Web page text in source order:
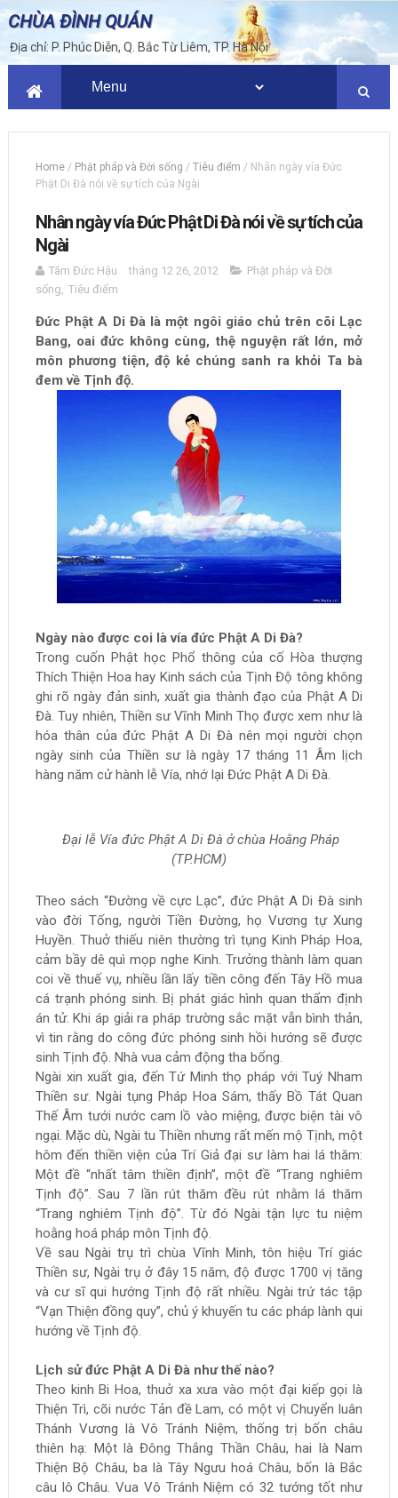
CHÙA ĐÌNH QUÁN
Địa chỉ: P. Phúc Diễn, Q. Bắc Từ Liêm, TP. Hà Nội
Home / Phật pháp và Đời sống / Tiêu điểm / Nhân ngày vía Đức
Phật Di Đà nói về sự tích của Ngài
Nhân ngày vía Đức Phật Di Đà nói về sự tích của
Ngài
Tâm Đức Hậu tháng 12 26, 2012
Phật pháp và Đời
sống, Tiêu điểm
Đức Phật A Di Đà là một ngôi giáo chủ trên cõi Lạc
Bang, oai đức không cùng, thệ nguyện rất lớn, mở
môn phương tiện, độ kẻ chúng sanh ra khỏi Ta bà
đem về Tịnh độ.
Ngày nào được coi là vía đức Phật A Di Đà?
Trong cuốn Phật học Phổ thông của cố Hòa thượng
Thích Thiện Hoa hay Kinh sách của Tịnh Độ tông không
ghi rõ ngày đản sinh, xuất gia thành đạo của Phật A Di
Đà. Tuy nhiên, Thiền sư Vĩnh Minh Thọ được xem như là
hóa thân của đức Phật A Di Đà nên mọi người chọn
ngày sinh của Thiền sư là ngày 17 tháng 11 Âm lịch
hàng năm cử hành lễ Vía, nhớ lại Đức Phật A Di Đà.
Đại lễ Vía đức Phật A Di Đà ở chùa Hoằng Pháp
(TP.HCM)
Theo sách “Đường về cực Lạc”, đức Phật A Di Đà sinh
vào đời Tống, người Tiền Đường, họ Vương tự Xung
Huyền. Thuở thiếu niên thường trì tụng Kinh Pháp Hoa,
cảm bầy dê quì mọp nghe Kinh. Trưởng thành làm quan
coi về thuế vụ, nhiều lần lấy tiền công đến Tây Hồ mua
cá trạnh phóng sinh. Bị phát giác hình quan thẩm định
án tử. Khi áp giải ra pháp trường sắc mặt vẫn bình thản,
vì tin rằng do công đức phóng sinh hồi hướng sẽ được
sinh Tịnh độ. Nhà vua cảm động tha bổng.
Ngài xin xuất gia, đến Tứ Minh thọ pháp với Tuý Nham
Thiền sư. Ngài tụng Pháp Hoa Sám, thấy Bồ Tát Quan
Thế Âm tưới nước cam lồ vào miệng, được biện tài vô
ngại. Mặc dù, Ngài tu Thiền nhưng rất mến mộ Tịnh, một
hôm đến thiền viện của Trí Giả đại sư làm hai lá thăm:
Một đề “nhất tâm thiền định”, một đề “Trang nghiêm
Tịnh độ”. Sau 7 lần rút thăm đều rút nhằm lá thăm
“Trang nghiêm Tịnh độ”. Từ đó Ngài tận lực tu niệm
hoằng hoá pháp môn Tịnh độ.
Về sau Ngài trụ trì chùa Vĩnh Minh, tôn hiệu Trí giác
Thiền sư, Ngài trụ ở đây 15 năm, độ được 1700 vị tăng
và cư sĩ qui hướng Tịnh độ rất nhiều. Ngài trứ tác tập
“Vạn Thiện đồng quy”, chủ ý khuyến tu các pháp lành qui
hướng về Tịnh độ.
Lịch sử đức Phật A Di Đà như thế nào?
Theo kinh Bi Hoa, thuở xa xưa vào một đại kiếp gọi là
Thiện Trì, cõi nước Tản đề Lam, có một vị Chuyển luân
Thánh Vương là Vô Tránh Niệm, thống trị bốn châu
thiên hạ: Một là Đông Thắng Thần Châu, hai là Nam
Thiện Bộ Châu, ba là Tây Ngưu hoá Châu, bốn là Bắc
câu lô Châu. Vua Vô Tránh Niệm có 32 tướng tốt như